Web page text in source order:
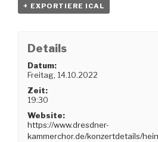
+ EXPORTIERE ICAL
Details
Datum:
Freitag, 14.10.2022
Zeit:
19:30
Website:
https://www.dresdner-
kammerchor.de/konzertdetails/